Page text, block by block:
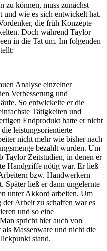
zu können, muss zunächst
und wie es sich entwickelt hat.
die früh Konzepte
Doch während Taylor
in die Tat um. Im folgenden
Analyse einzelner
Verbesserung und
So entwickelte er die
Tätigkeiten und
Endprodukt hatte er nicht
leistungsorientierte
nicht mehr wie bisher nach
bezahlt wurden. Um
Taylor Zeitstudien, in denen er
Handgriffe nötig war. Er ließ
bzw. Handwerkern
Später ließ er dann ungelernte
unter Akkord arbeiten. Um
der Arbeit zu schaffen war es
und so eine
spricht hier auch von
Massenware und nicht die
stand.